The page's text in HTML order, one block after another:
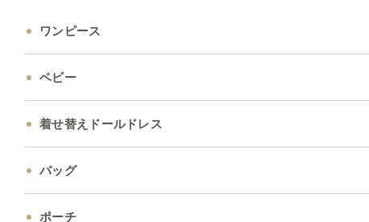
ワンピース
ベビー
着せ替えドールドレス
バッグ
ポーチ